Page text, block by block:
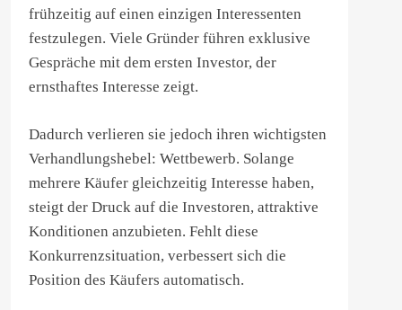
frühzeitig auf einen einzigen Interessenten
festzulegen. Viele Gründer führen exklusive
Gespräche mit dem ersten Investor, der
ernsthaftes Interesse zeigt.
Dadurch verlieren sie jedoch ihren wichtigsten
Verhandlungshebel: Wettbewerb. Solange
mehrere Käufer gleichzeitig Interesse haben,
steigt der Druck auf die Investoren, attraktive
Konditionen anzubieten. Fehlt diese
Konkurrenzsituation, verbessert sich die
Position des Käufers automatisch.